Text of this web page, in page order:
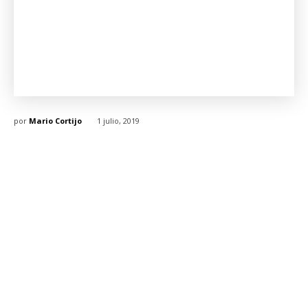
por Mario Cortijo 1 julio, 2019